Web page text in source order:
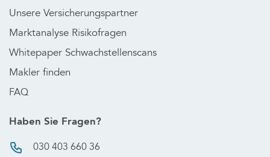
Unsere Versicherungspartner
Marktanalyse Risikofragen
Whitepaper Schwachstellenscans
Makler finden
FAQ
Haben Sie Fragen?
030 403 660 36